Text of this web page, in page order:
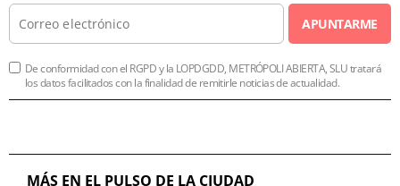
APUNTARME
De conformidad con el RGPD y la LOPDGDD, METRÓPOLI ABIERTA, SLU tratará
los datos facilitados con la finalidad de remitirle noticias de actualidad.
MÁS EN EL PULSO DE LA CIUDAD